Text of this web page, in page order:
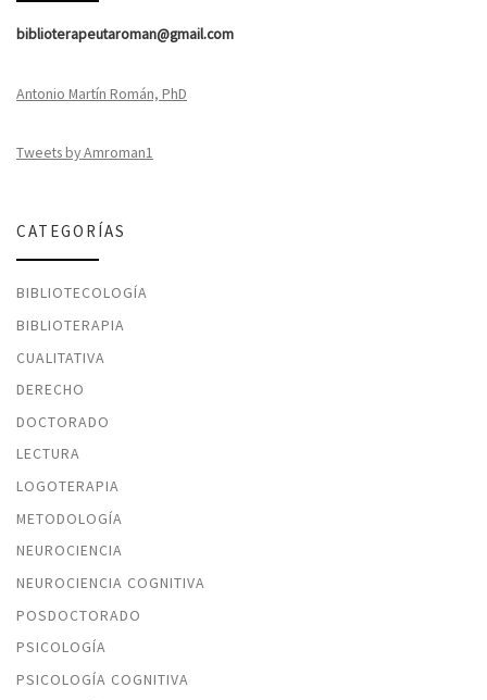
biblioterapeutaroman@gmail.com
Antonio Martín Román, PhD
Tweets by Amroman1
CATEGORÍAS
BIBLIOTECOLOGÍA
BIBLIOTERAPIA
CUALITATIVA
DERECHO
DOCTORADO
LECTURA
LOGOTERAPIA
METODOLOGÍA
NEUROCIENCIA
NEUROCIENCIA COGNITIVA
POSDOCTORADO
PSICOLOGÍA
PSICOLOGÍA COGNITIVA